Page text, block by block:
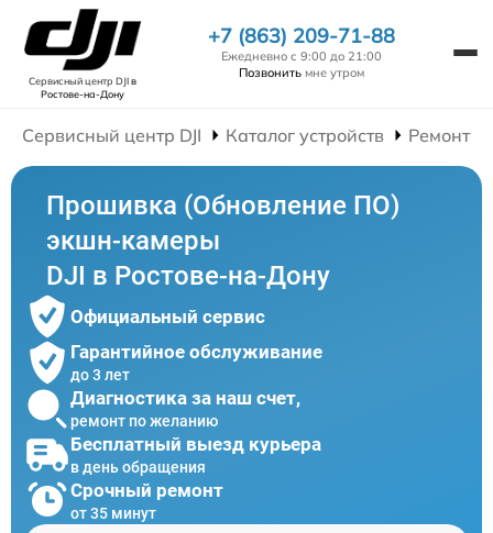
Сервисный центр DJIв
Ростове-на-Дону
+7 (863) 209-71-88
Ежедневно с 9:00 до 21:00
Позвонить мне утром
Сервисный центр DJI Каталог устройств Ремонт
Прошивка (Обновление ПО)
экшн-камеры
DJI в Ростове-на-Дону
Официальный сервис
Гарантийное обслуживание
до 3 лет
Диагностика за наш счет,
ремонт по желанию
Бесплатный выезд курьера
в день обращения
Срочный ремонт
от 35 минут